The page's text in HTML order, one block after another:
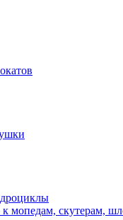
мопедам, скутерам,